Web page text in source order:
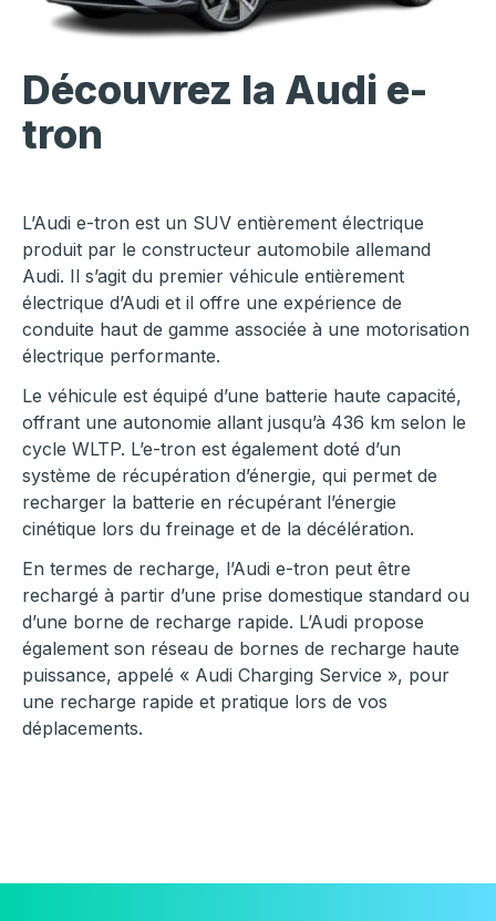
Découvrez la Audi e-
tron
L’Audi e-tron est un SUV entièrement électrique
produit par le constructeur automobile allemand
Audi. Il s’agit du premier véhicule entièrement
électrique d’Audi et il offre une expérience de
conduite haut de gamme associée à une motorisation
électrique performante.
Le véhicule est équipé d’une batterie haute capacité,
offrant une autonomie allant jusqu’à 436 km selon le
cycle WLTP. L’e-tron est également doté d’un
système de récupération d’énergie, qui permet de
recharger la batterie en récupérant l’énergie
cinétique lors du freinage et de la décélération.
En termes de recharge, l’Audi e-tron peut être
rechargé à partir d’une prise domestique standard ou
d’une borne de recharge rapide. L’Audi propose
également son réseau de bornes de recharge haute
puissance, appelé « Audi Charging Service », pour
une recharge rapide et pratique lors de vos
déplacements.